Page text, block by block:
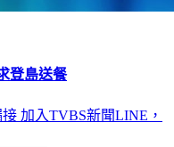
登島送餐
接 加入TVBS新聞LINE，